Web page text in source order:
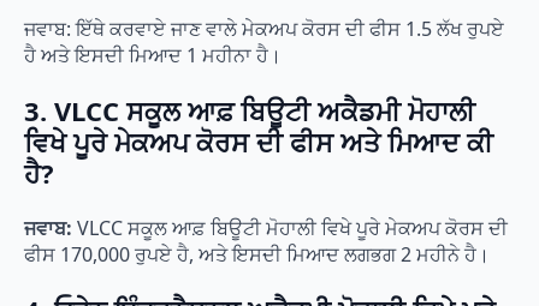
ਜਵਾਬ: ਇੱਥੇ ਕਰਵਾਏ ਜਾਣ ਵਾਲੇ ਮੇਕਅਪ ਕੋਰਸ ਦੀ ਫੀਸ 1.5 ਲੱਖ ਰੁਪਏ
ਹੈ ਅਤੇ ਇਸਦੀ ਮਿਆਦ 1 ਮਹੀਨਾ ਹੈ।
3. VLCC ਸਕੂਲ ਆਫ਼ ਬਿਊਟੀ ਅਕੈਡਮੀ ਮੋਹਾਲੀ
ਵਿਖੇ ਪੂਰੇ ਮੇਕਅਪ ਕੋਰਸ ਦੀ ਫੀਸ ਅਤੇ ਮਿਆਦ ਕੀ
ਹੈ?
ਜਵਾਬ: VLCC ਸਕੂਲ ਆਫ਼ ਬਿਊਟੀ ਮੋਹਾਲੀ ਵਿਖੇ ਪੂਰੇ ਮੇਕਅਪ ਕੋਰਸ ਦੀ
ਫੀਸ 170,000 ਰੁਪਏ ਹੈ, ਅਤੇ ਇਸਦੀ ਮਿਆਦ ਲਗਭਗ 2 ਮਹੀਨੇ ਹੈ।